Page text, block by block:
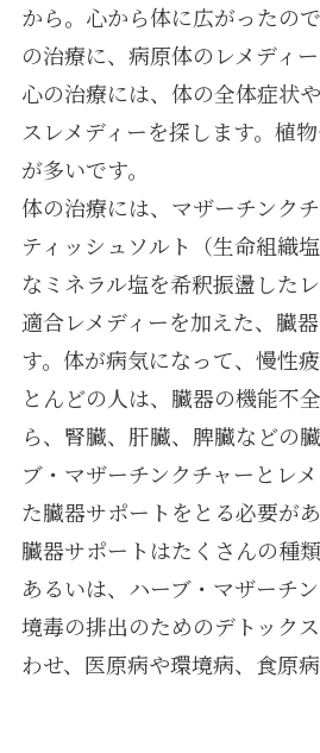
から。心から体に広がったの
の治療に、病原体のレメディー
心の治療には、体の全体症状
スレメディーを探します。植
が多いです。
体の治療には、マザーチンク
ティッシュソルト（生命組織
なミネラル塩を希釈振盪した
適合レメディーを加えた、臓
す。体が病気になって、慢性
とんどの人は、臓器の機能不
ら、腎臓、肝臓、脾臓などの
ブ・マザーチンクチャーとレ
た臓器サポートをとる必要があ
臓器サポートはたくさんの種類
あるいは、ハーブ・マザーチ
境毒の排出のためのデトック
わせ、医原病や環境病、食原病